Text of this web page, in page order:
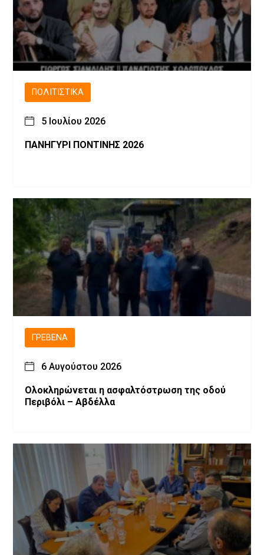
ΠΟΛΙΤΙΣΤΙΚΆ
5 Ιουλίου 2026
ΠΑΝΗΓΥΡΙ ΠΟΝΤΙΝΗΣ 2026
ΓΡΕΒΕΝΆ
6 Αυγούστου 2026
Ολοκληρώνεται η ασφαλτόστρωση της οδού
Περιβόλι – Αβδέλλα